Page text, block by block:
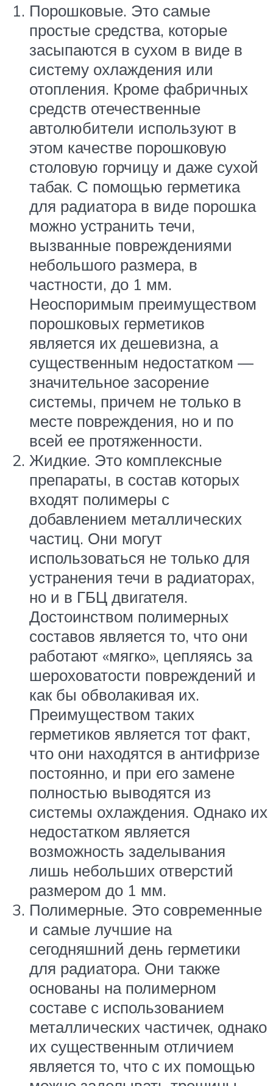
Порошковые. Это самые
простые средства, которые
засыпаются в сухом в виде в
систему охлаждения или
отопления. Кроме фабричных
средств отечественные
автолюбители используют в
этом качестве порошковую
столовую горчицу и даже сухой
табак. С помощью герметика
для радиатора в виде порошка
можно устранить течи,
вызванные повреждениями
небольшого размера, в
частности, до 1 мм.
Неоспоримым преимуществом
порошковых герметиков
является их дешевизна, а
существенным недостатком —
значительное засорение
системы, причем не только в
месте повреждения, но и по
всей ее протяженности.
Жидкие. Это комплексные
препараты, в состав которых
входят полимеры с
добавлением металлических
частиц. Они могут
использоваться не только для
устранения течи в радиаторах,
но и в ГБЦ двигателя.
Достоинством полимерных
составов является то, что они
работают «мягко», цепляясь за
шероховатости повреждений и
как бы обволакивая их.
Преимуществом таких
герметиков является тот факт,
что они находятся в антифризе
постоянно, и при его замене
полностью выводятся из
системы охлаждения. Однако их
недостатком является
возможность заделывания
лишь небольших отверстий
размером до 1 мм.
Полимерные. Это современные
и самые лучшие на
сегодняшний день герметики
для радиатора. Они также
основаны на полимерном
составе с использованием
металлических частичек, однако
их существенным отличием
является то, что с их помощью